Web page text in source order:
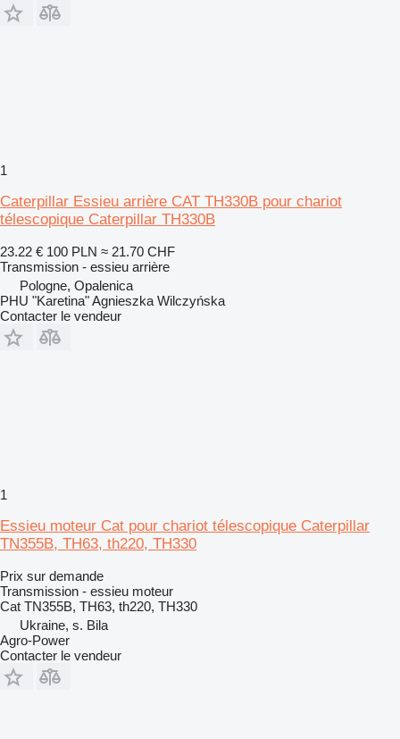
1
Caterpillar Essieu arrière CAT TH330B pour chariot
télescopique Caterpillar TH330B
23.22 € 100 PLN ≈ 21.70 CHF
Transmission - essieu arrière
Pologne, Opalenica
PHU "Karetina" Agnieszka Wilczyńska
Contacter le vendeur
1
Essieu moteur Cat pour chariot télescopique Caterpillar
TN355B, TH63, th220, TH330
Prix sur demande
Transmission - essieu moteur
Cat TN355B, TH63, th220, TH330
Ukraine, s. Bila
Agro-Power
Contacter le vendeur